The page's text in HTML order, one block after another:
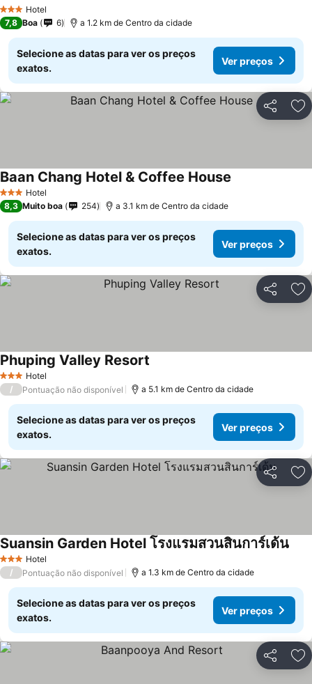
3 EstrelasHotel
7,8 Boa 6 a 1.2 km de Centro da cidade
Selecione as datas para ver os preços
exatos.
Ver preços
Partilhar
3 EstrelasHotel
Baan Chang Hotel & Coffee House
8,3 Muito boa 254 a 3.1 km de Centro da cidade
Selecione as datas para ver os preços
exatos.
Ver preços
Partilhar
3 EstrelasHotel
Phuping Valley Resort
/ Pontuação não disponível a 5.1 km de Centro da cidade
Selecione as datas para ver os preços
exatos.
Ver preços
Partilhar
3 EstrelasHotel
Suansin Garden Hotel โรงแรมสวนสินการ์เด้น
/ Pontuação não disponível a 1.3 km de Centro da cidade
Selecione as datas para ver os preços
exatos.
Ver preços
Partilhar